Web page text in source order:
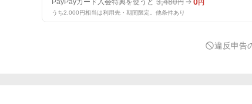
PayPayカード入会特典を使うと 円 円
うち2,000円相当は利用先・期間限定。他条件あり
違反申告